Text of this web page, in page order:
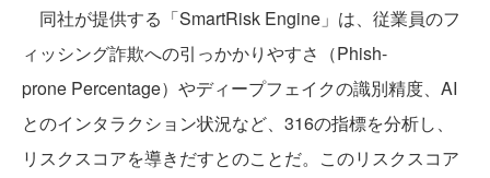
同社が提供する「SmartRisk Engine」は、従業員のフ
ィッシング詐欺への引っかかりやすさ（Phish-
prone Percentage）やディープフェイクの識別精度、AI
とのインタラクション状況など、316の指標を分析し、
リスクスコアを導きだすとのことだ。このリスクスコア